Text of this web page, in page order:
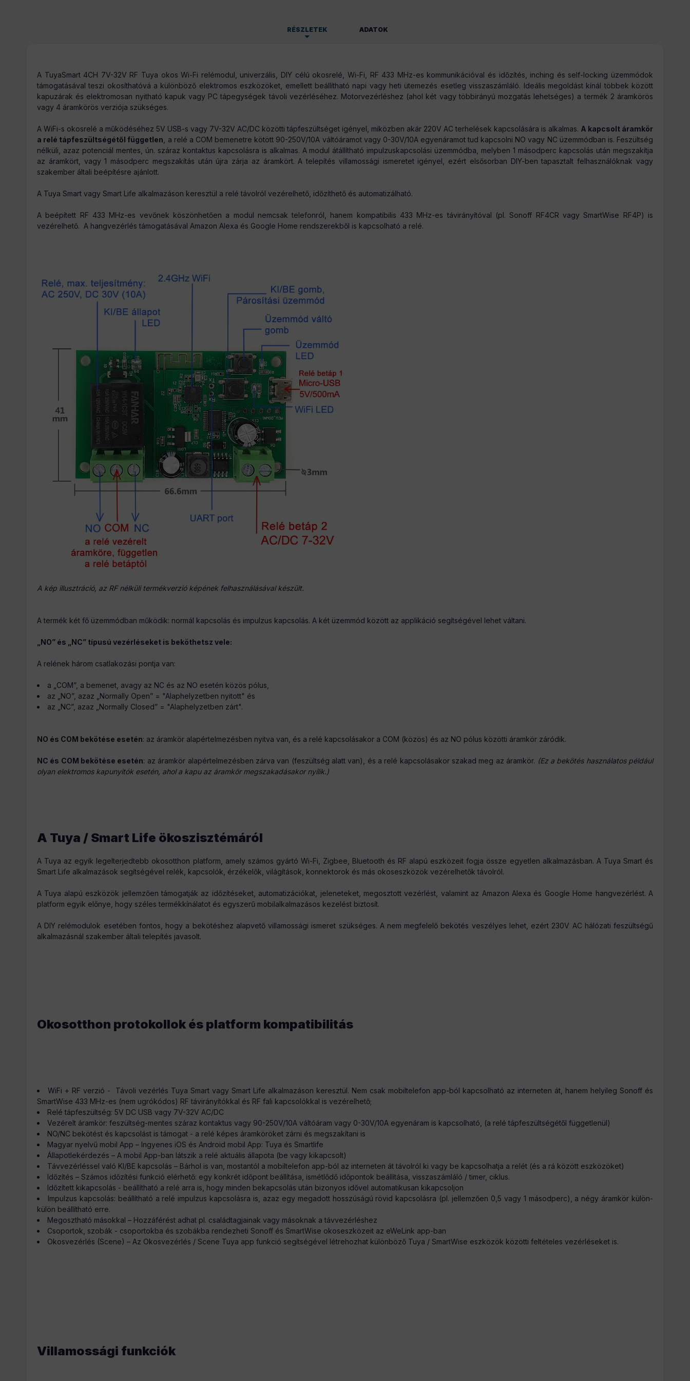
RÉSZLETEK ADATOK
A TuyaSmart 4CH 7V-32V RF Tuya okos Wi-Fi relémodul, univerzális, DIY célú okosrelé, Wi-Fi, RF 433 MHz-es kommunikációval és időzítés, inching és self-locking üzemmódok
támogatásával teszi okosíthatóvá a különböző elektromos eszközöket, emellett beállítható napi vagy heti ütemezés esetleg visszaszámláló. Ideális megoldást kínál többek között
kapuzárak és elektromosan nyitható kapuk vagy PC tápegységek távoli vezérléséhez. Motorvezérléshez (ahol két vagy többirányú mozgatás lehetséges) a termék 2 áramkörös
vagy 4 áramkörös verziója szükséges.
A WiFi-s okosrelé a működéséhez 5V USB-s vagy 7V-32V AC/DC közötti tápfeszültséget igényel, miközben akár 220V AC terhelések kapcsolására is alkalmas. A kapcsolt áramkör
a relé tápfeszültségétől független , a relé a COM bemenetre kötött 90-250V/10A váltóáramot vagy 0-30V/10A egyenáramot tud kapcsolni NO vagy NC üzemmódban is. Feszültség
nélküli, azaz potenciál mentes, ún. száraz kontaktus kapcsolásra is alkalmas. A modul átállítható impulzuskapcsolási üzemmódba, melyben 1 másodperc kapcsolás után megszakítja
az áramkört, vagy 1 másodperc megszakítás után újra zárja az áramkört. A telepítés villamossági ismeretet igényel, ezért elsősorban DIY-ben tapasztalt felhasználóknak vagy
szakember általi beépítésre ajánlott.
A Tuya Smart vagy Smart Life alkalmazáson keresztül a relé távolról vezérelhető, időzíthető és automatizálható.
A beépített RF 433 MHz-es vevőnek köszönhetően a modul nemcsak telefonról, hanem kompatibilis 433 MHz-es távirányítóval (pl. Sonoff RF4CR vagy SmartWise RF4P) is
vezérelhető. A hangvezérlés támogatásával Amazon Alexa és Google Home rendszerekből is kapcsolható a relé.
A kép illusztráció, az RF nélküli termékverzió képének felhasználásával készült.
A termék két fő üzemmódban működik: normál kapcsolás és impulzus kapcsolás. A két üzemmód között az applikáció segítségével lehet váltani.
„NO” és „NC” típusú vezérléseket is beköthetsz vele:
A relének három csatlakozási pontja van:
a „COM”, a bemenet, avagy az NC és az NO esetén közös pólus,
az „NO”, azaz „Normally Open” = "Alaphelyzetben nyitott" és
az „NC”, azaz „Normally Closed” = "Alaphelyzetben zárt".
NO és COM bekötése esetén: az áramkör alapértelmezésben nyitva van, és a relé kapcsolásakor a COM (közös) és az NO pólus közötti áramkör záródik.
NC és COM bekötése esetén: az áramkör alapértelmezésben zárva van (feszültség alatt van), és a relé kapcsolásakor szakad meg az áramkör. (Ez a bekötés használatos például
olyan elektromos kapunyitók esetén, ahol a kapu az áramkör megszakadásakor nyílik.)
A Tuya / Smart Life ökoszisztémáról
A Tuya az egyik legelterjedtebb okosotthon platform, amely számos gyártó Wi-Fi, Zigbee, Bluetooth és RF alapú eszközeit fogja össze egyetlen alkalmazásban. A Tuya Smart és
Smart Life alkalmazások segítségével relék, kapcsolók, érzékelők, világítások, konnektorok és más okoseszközök vezérelhetők távolról.
A Tuya alapú eszközök jellemzően támogatják az időzítéseket, automatizációkat, jeleneteket, megosztott vezérlést, valamint az Amazon Alexa és Google Home hangvezérlést. A
platform egyik előnye, hogy széles termékkínálatot és egyszerű mobilalkalmazásos kezelést biztosít.
A DIY relémodulok esetében fontos, hogy a bekötéshez alapvető villamossági ismeret szükséges. A nem megfelelő bekötés veszélyes lehet, ezért 230V AC hálózati feszültségű
alkalmazásnál szakember általi telepítés javasolt.
Okosotthon protokollok és platform kompatibilitás
WiFi + RF verzió - Távoli vezérlés Tuya Smart vagy Smart Life alkalmazáson keresztül. Nem csak mobiltelefon app-ból kapcsolható az interneten át, hanem helyileg Sonoff és
SmartWise 433 MHz-es (nem ugrókódos) RF távirányítókkal és RF fali kapcsolókkal is vezérelhető;
Relé tápfeszültség: 5V DC USB vagy 7V-32V AC/DC
Vezérelt áramkör: feszültség-mentes száraz kontaktus vagy 90-250V/10A váltóáram vagy 0-30V/10A egyenáram is kapcsolható, (a relé tápfeszültségétől függetlenül)
NO/NC bekötést és kapcsolást is támogat - a relé képes áramköröket zárni és megszakítani is
Magyar nyelvű mobil App – Ingyenes iOS és Android mobil App: Tuya és Smartlife
Állapotlekérdezés – A mobil App-ban látszik a relé aktuális állapota (be vagy kikapcsolt)
Távvezérléssel való KI/BE kapcsolás – Bárhol is van, mostantól a mobiltelefon app-ból az interneten át távolról ki vagy be kapcsolhatja a relét (és a rá között eszközöket)
Időzítés – Számos időzítési funkció elérhető: egy konkrét időpont beállítása, ismétlődő időpontok beállítása, visszaszámláló / timer, ciklus.
Időzített kikapcsolás - beállítható a relé arra is, hogy minden bekapcsolás után bizonyos idővel automatikusan kikapcsoljon
Impulzus kapcsolás: beállítható a relé impulzus kapcsolásra is, azaz egy megadott hosszúságú rövid kapcsolásra (pl. jellemzően 0,5 vagy 1 másodperc), a négy áramkör külön-
külön beállítható erre.
Megosztható másokkal – Hozzáférést adhat pl. családtagjainak vagy másoknak a távvezérléshez
Csoportok, szobák - csoportokba és szobákba rendezheti Sonoff és SmartWise okoseszközeit az eWeLink app-ban
Okosvezérlés (Scene) – Az Okosvezérlés / Scene Tuya app funkció segítségével létrehozhat különböző Tuya / SmartWise eszközök közötti feltételes vezérléseket is.
Villamossági funkciók
Arukereso : Főoldal > Műszaki cikk > Mobiltelefon, GPS, PDA tartozék > Okos kiegészítő
Tömeg: 800 g/db